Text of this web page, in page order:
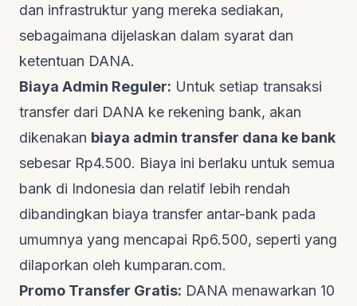
dan infrastruktur yang mereka sediakan,
sebagaimana dijelaskan dalam syarat dan
ketentuan DANA.
Biaya Admin Reguler: Untuk setiap transaksi
transfer dari DANA ke rekening bank, akan
dikenakan biaya admin transfer dana ke bank
sebesar Rp4.500. Biaya ini berlaku untuk semua
bank di Indonesia dan relatif lebih rendah
dibandingkan biaya transfer antar-bank pada
umumnya yang mencapai Rp6.500, seperti yang
dilaporkan oleh kumparan.com.
Promo Transfer Gratis: DANA menawarkan 10